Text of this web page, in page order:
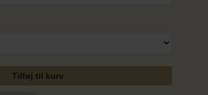
Tilføj til kurv